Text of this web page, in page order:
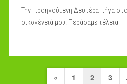
Την προηγούμενη Δευτέρα πήγα
οικογένειά μου. Περάσαμε τέλεια!
Σελιδοποίηση
Previous
« 1 2 3